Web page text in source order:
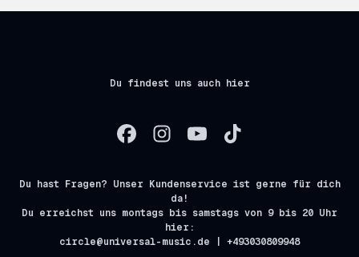
Du findest uns auch hier
Du hast Fragen? Unser Kundenservice ist gerne für dich
da!
Du erreichst uns montags bis samstags von 9 bis 20 Uhr
hier:
circle@universal-music.de | +493030809948